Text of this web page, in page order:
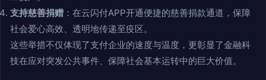
支持慈善捐赠 ：在云闪付APP开通便捷的慈善捐款通道，保障
社会爱心高效、透明地传递至疫区。
这些举措不仅体现了支付企业的速度与温度，更彰显了金融科
技在应对突发公共事件、保障社会基本运转中的巨大价值。